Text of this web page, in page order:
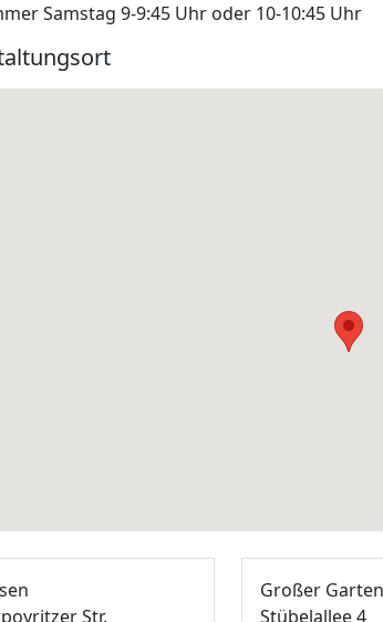
Samstag 9-9:45 Uhr oder 10-10:45 Uhr
Str.
Großer
Stübelallee 4